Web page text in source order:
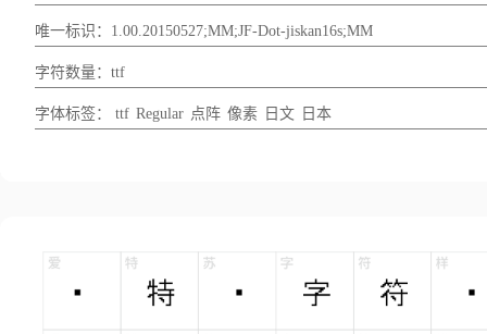
唯一标识：1.00.20150527;MM;JF-Dot-jiskan16s;MM
字符数量：ttf
字体标签： ttf Regular 点阵 像素 日文 日本